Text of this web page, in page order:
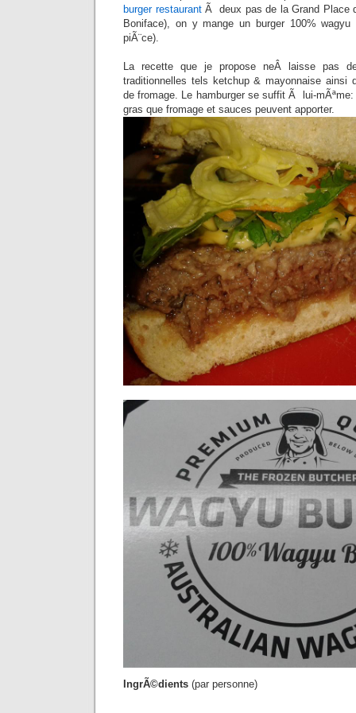
burger restaurantÃ deux pas de la Grand Place
Boniface), on y mange un burger 100%
piÃ¨ce).
La recette que je propose neÂ laisse pas
traditionnelles tels ketchup & mayonnaise ainsi
de fromage. Le hamburger se suffit Ã lui-
gras que fromage et sauces peuvent apporter.
IngrÃ©dients (par personne)